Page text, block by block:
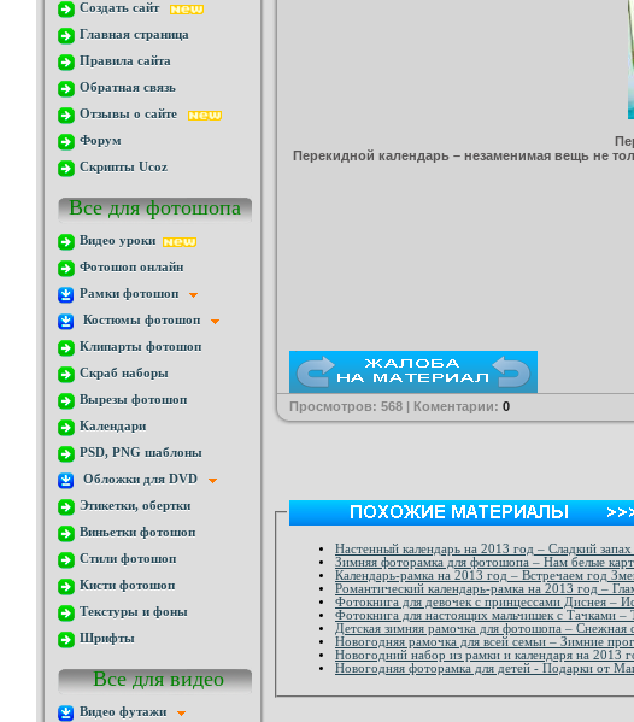
Создать сайт
Главная страница
Правила сайта
Обратная связь
Отзывы о сайте
Форум
Скрипты Ucoz
Все для фотошопа
Видео уроки
Фотошоп онлайн
Рамки фотошоп
Костюмы фотошоп
Клипарты фотошоп
Скраб наборы
Вырезы фотошоп
Календари
PSD, PNG шаблоны
Обложки для DVD
Этикетки, обертки
Виньетки фотошоп
Стили фотошоп
Кисти фотошоп
Текстуры и фоны
Шрифты
Все для видео
Видео футажи
Перекидной календарь – незаменимая вещь не
Просмотров: 568 | Коментарии: 0
Настенный календарь на 2013 год – Сладкий
Зимняя фоторамка для фотошопа – Нам белые
Календарь-рамка на 2013 год – Встречаем год
Романтический календарь-рамка на 2013 год –
Фотокнига для девочек с принцессами Диснея –
Фотокнига для настоящих мальчишек с Тачками –
Детская зимняя рамочка для фотошопа – Снежная
Новогодняя рамочка для всей семьи – Зимние
Новогодний набор из рамки и календаря на 2013
Новогодняя фоторамка для детей - Подарки от